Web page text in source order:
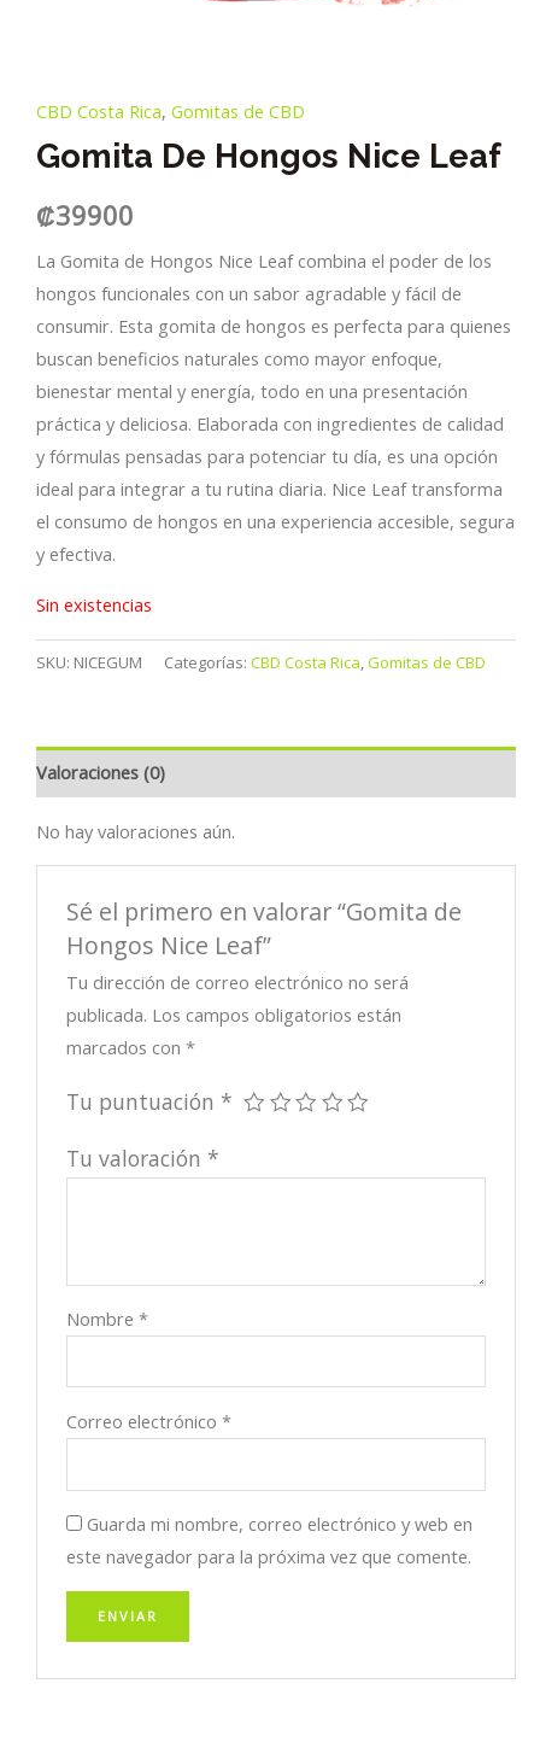
CBD Costa Rica, Gomitas de CBD
Gomita De Hongos Nice Leaf
₡39900
La Gomita de Hongos Nice Leaf combina el poder de los
hongos funcionales con un sabor agradable y fácil de
consumir. Esta gomita de hongos es perfecta para quienes
buscan beneficios naturales como mayor enfoque,
bienestar mental y energía, todo en una presentación
práctica y deliciosa. Elaborada con ingredientes de calidad
y fórmulas pensadas para potenciar tu día, es una opción
ideal para integrar a tu rutina diaria. Nice Leaf transforma
el consumo de hongos en una experiencia accesible, segura
y efectiva.
Sin existencias
SKU: NICEGUM Categorías: CBD Costa Rica,Gomitas de CBD
Valoraciones (0)
No hay valoraciones aún.
Sé el primero en valorar “Gomita de
Hongos Nice Leaf”
Tu dirección de correo electrónico no será
publicada. Los campos obligatorios están
marcados con*
Tu puntuación *
Tu valoración *
Nombre*
Correo electrónico*
Guarda mi nombre, correo electrónico y web en
este navegador para la próxima vez que comente.